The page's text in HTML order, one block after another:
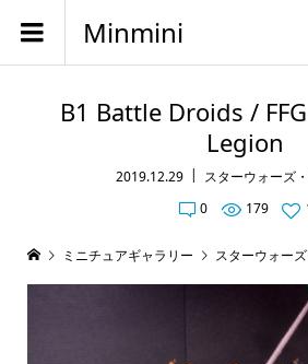
Minmini
B1 Battle Droids /
Legion
2019.12.29
スターウォーズ
0
179
ミニチュアギャラリー スターウォー